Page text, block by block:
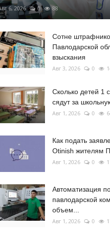
6, 2026 0 88
Сотне
Павлодарской
взыскания
Авг 3, 2026 0
Сколько детей 1
сядут за
Авг 1, 2026 0
Как подать
Otinish жителям
Авг 1, 2026 0
Автоматизация
павлодарской
объем...
Авг 1, 2026 0